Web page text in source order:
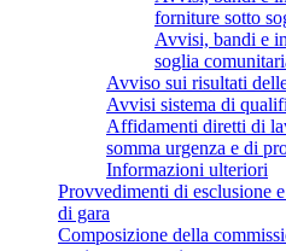
forniture sotto
Avvisi, bandi e
soglia
Avviso sui risultati
Avvisi sistema di
Affidamenti diretti di
somma urgenza e di
Informazioni ulteriori
Provvedimenti di esclusione
di gara
Composizione della